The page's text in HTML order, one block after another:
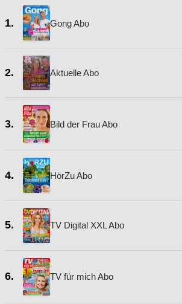
1. Gong Abo
2. Aktuelle Abo
3. Bild der Frau Abo
4. HörZu Abo
5. TV Digital XXL Abo
6. TV für mich Abo